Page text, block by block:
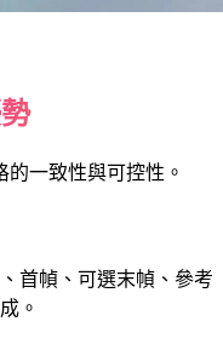
的一致性與可控性。
首幀、可選末幀、參考
。